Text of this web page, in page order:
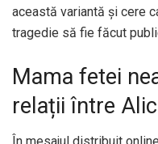
această variantă și cere
tragedie să fie făcut
Mama fetei
relații între